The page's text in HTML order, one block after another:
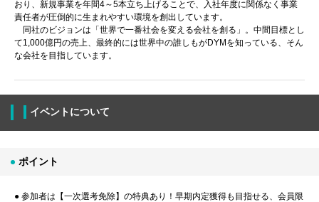
おり、新規事業を年間4～5本立ち上げることで、入社年度に関係なく事業
責任者が圧倒的に生まれやすい環境を創出しています。
同社のビジョンは「世界で一番社会を変える会社を創る」。中間目標とし
て1,000億円の売上、最終的には世界中の誰しもがDYMを知っている、そん
な会社を目指しています。
イベントについて
ポイント
● 参加者は【一次選考免除】の特典あり！早期内定獲得も目指せる、会員限